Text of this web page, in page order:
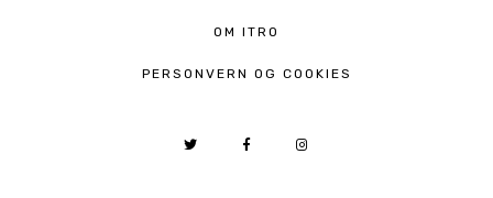
OM ITRO
PERSONVERN OG COOKIES